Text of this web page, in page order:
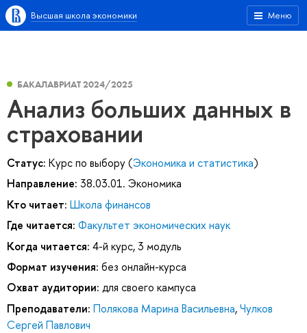
Меню
Высшая школа экономики
БАКАЛАВРИАТ 2024/2025
Анализ больших данных в
страховании
Статус: Курс по выбору (Экономика и статистика)
Направление: 38.03.01. Экономика
Кто читает: Школа финансов
Где читается: Факультет экономических наук
Когда читается: 4-й курс, 3 модуль
Формат изучения: без онлайн-курса
Охват аудитории: для своего кампуса
Преподаватели: Полякова Марина Васильевна,Чулков
Сергей Павлович